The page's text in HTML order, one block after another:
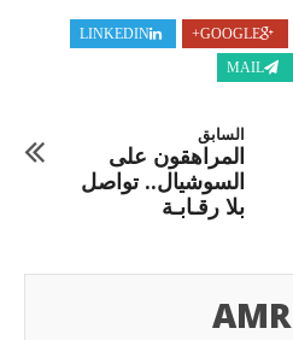
GOOGLE+
LINKEDIN
MAIL
السابق
المراهقون على
السوشيال.. تواصل
بلا رقـابـة
AMR